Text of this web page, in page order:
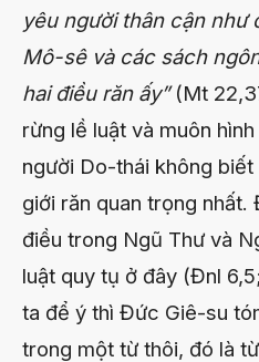
yêu người thân cận như
Mô-sê và các sách
hai điều răn ấy”(Mt
rừng lề luật và muôn
người Do-thái không biết
giới răn quan trọng
điều trong Ngũ Thư và
luật quy tụ ở đây (Đnl
ta để ý thì Đức Giê-su
trong một từ thôi, đó là